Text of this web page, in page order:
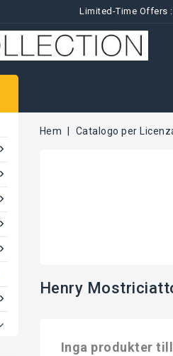
Limited-Time Offers
Hem Catalogo per
Henry
Inga produkter